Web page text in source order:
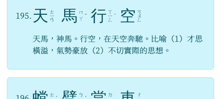
195. 天 ㄊ
ㄧ
ㄢ 馬 ㄇ
ㄚ ˇ 行 ㄒ
ㄧ
ㄥ
ˊ 空 ㄎ
ㄨ
ㄥ
天馬，神馬。行空，在天空奔馳。比喻（1）才思
橫溢，氣勢豪放（2）不切實際的思想。
ㄊ
ㄅ
ㄉ
ㄔ